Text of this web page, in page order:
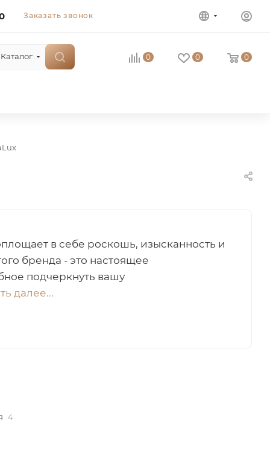
Заказать звонок
Каталог 0 0 0
в себе роскошь, изысканность и
бренда - это настоящее
подчеркнуть вашу
далее...
4